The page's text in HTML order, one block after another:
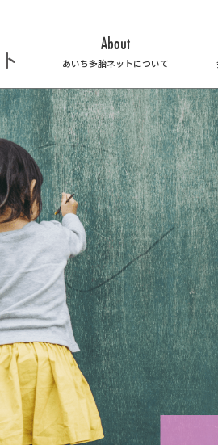
About
あいち多胎ネットについて